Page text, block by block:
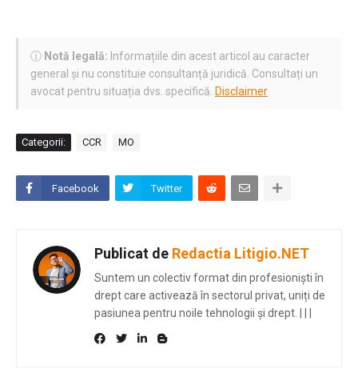
ⓘ Notă legală: Informațiile din acest articol au caracter
general și nu constituie consultanță juridică. Consultați un
avocat pentru situația dvs. specifică. Disclaimer
Categorii: CCR MO
Facebook Twitter
Publicat de Redactia Litigio.NET
Suntem un colectiv format din profesioniști în
drept care activează în sectorul privat, uniți de
pasiunea pentru noile tehnologii și drept. | | |